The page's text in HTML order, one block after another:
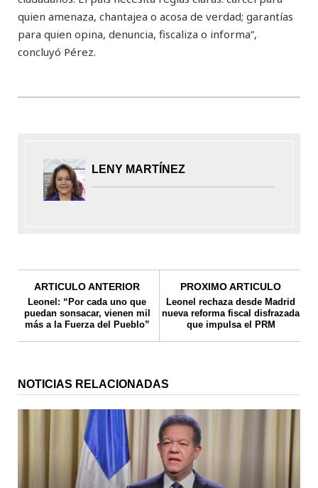
quien amenaza, chantajea o acosa de verdad; garantías
para quien opina, denuncia, fiscaliza o informa”,
concluyó Pérez.
LENY MARTÍNEZ
ARTICULO ANTERIOR
Leonel: “Por cada uno que
puedan sonsacar, vienen mil
más a la Fuerza del Pueblo”
PROXIMO ARTICULO
Leonel rechaza desde Madrid
nueva reforma fiscal disfrazada
que impulsa el PRM
NOTICIAS RELACIONADAS